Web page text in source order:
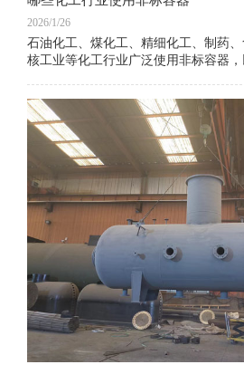
2026/1/26
石油化工、煤化工、精细化工、制药、
核工业等化工行业广泛使用非标容器